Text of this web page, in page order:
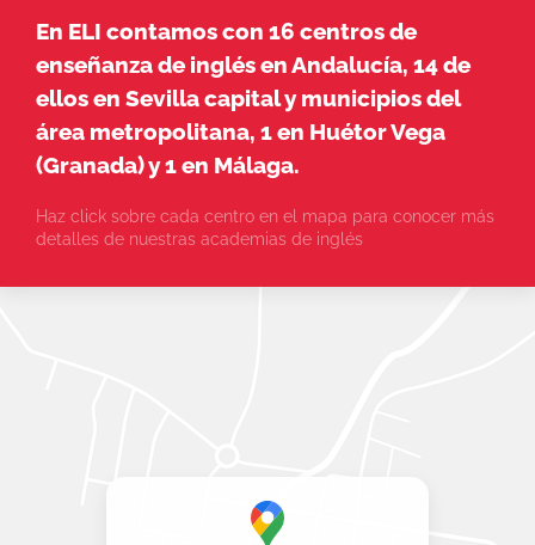
En ELI contamos con 16 centros de
enseñanza de inglés en Andalucía, 14 de
ellos en Sevilla capital y municipios del
área metropolitana, 1 en Huétor Vega
(Granada) y 1 en Málaga.
Haz click sobre cada centro en el mapa para conocer más
detalles de nuestras academias de inglés